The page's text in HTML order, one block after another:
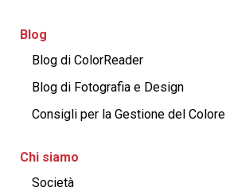
Blog
Blog di ColorReader
Blog di Fotografia e Design
Consigli per la Gestione del Colore
Chi siamo
Società